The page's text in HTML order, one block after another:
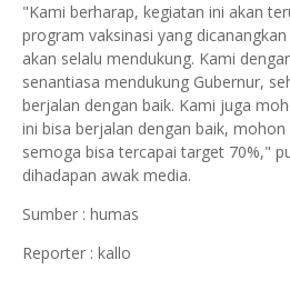
"Kami berharap, kegiatan ini akan
program vaksinasi yang
akan selalu mendukung. Kami
senantiasa mendukung Gubernur,
berjalan dengan baik. Kami juga
ini bisa berjalan dengan baik,
semoga bisa tercapai target 70%,"
dihadapan awak media.
Sumber : humas
Reporter : kallo